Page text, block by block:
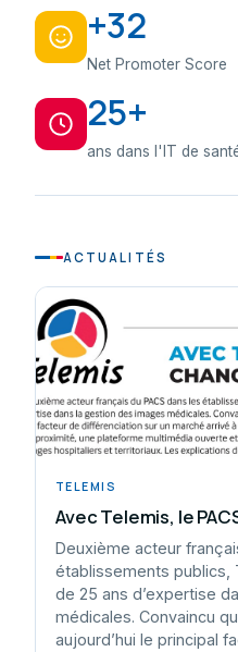
+32
Net Promoter Score
25+
ans dans l'IT de
ACTUALITÉS
TELEMIS
Avec Telemis, le
Deuxième acteur
établissements publics,
de 25 ans d’expertise
médicales. Convaincu
aujourd’hui le principal